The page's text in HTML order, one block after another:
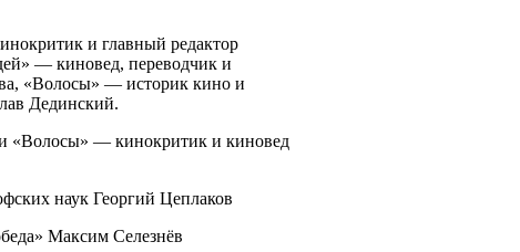
и главный редактор
— киновед, переводчик и
«Волосы» — историк кино и
Дединский.
«Волосы» — кинокритик и киновед
наук Георгий Цеплаков
Максим Селезнёв